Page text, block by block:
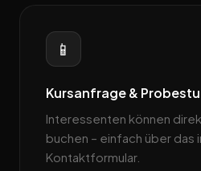
📱
Kursanfrage &
Interessenten können
buchen – einfach über das
Kontaktformular.